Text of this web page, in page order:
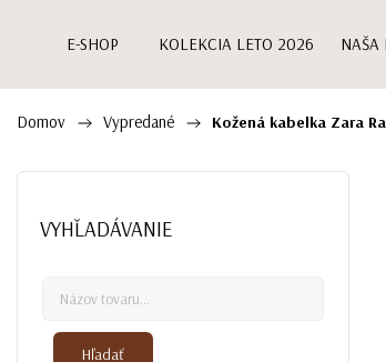
E-SHOP KOLEKCIA LETO 2026 NAŠA
Domov / Vypredané / Kožená kabelka Zara
VYHĽADÁVANIE
Hľadať